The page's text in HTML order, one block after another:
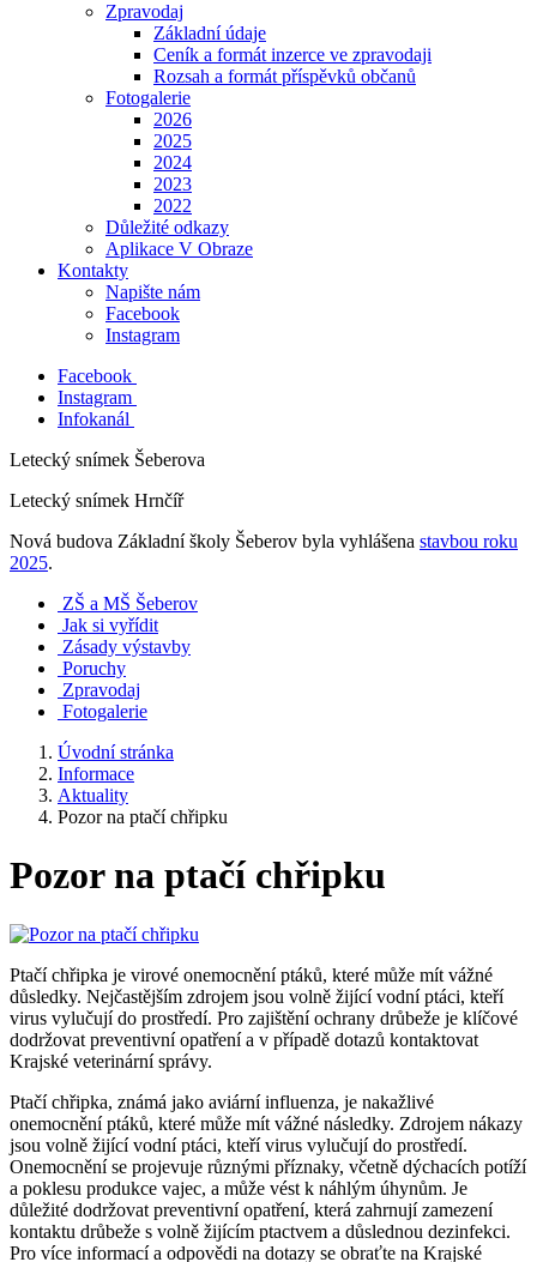
Zpravodaj
Základní údaje
Ceník a formát inzerce ve zpravodaji
Rozsah a formát příspěvků občanů
Fotogalerie
2026
2025
2024
2023
2022
Důležité odkazy
Aplikace V Obraze
Kontakty
Napište nám
Facebook
Instagram
Facebook
Instagram
Infokanál
Letecký snímek Šeberova
Letecký snímek Hrnčíř
Nová budova Základní školy Šeberov byla vyhlášena stavbou roku
2025.
ZŠ a MŠ Šeberov
Jak si vyřídit
Zásady výstavby
Poruchy
Zpravodaj
Fotogalerie
Úvodní stránka
Informace
Aktuality
Pozor na ptačí chřipku
Pozor na ptačí chřipku
Ptačí chřipka je virové onemocnění ptáků, které může mít vážné
důsledky. Nejčastějším zdrojem jsou volně žijící vodní ptáci, kteří
virus vylučují do prostředí. Pro zajištění ochrany drůbeže je klíčové
dodržovat preventivní opatření a v případě dotazů kontaktovat
Krajské veterinární správy.
Ptačí chřipka, známá jako aviární influenza, je nakažlivé
onemocnění ptáků, které může mít vážné následky. Zdrojem nákazy
jsou volně žijící vodní ptáci, kteří virus vylučují do prostředí.
Onemocnění se projevuje různými příznaky, včetně dýchacích potíží
a poklesu produkce vajec, a může vést k náhlým úhynům. Je
důležité dodržovat preventivní opatření, která zahrnují zamezení
kontaktu drůbeže s volně žijícím ptactvem a důslednou dezinfekci.
Pro více informací a odpovědi na dotazy se obraťte na Krajské